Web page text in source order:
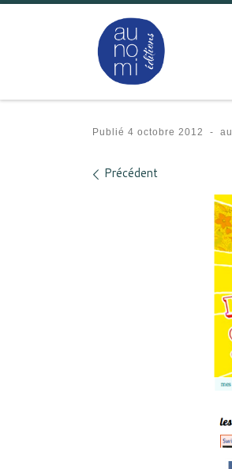
Passer au contenu
Publié 4 octobre 2012 -
Navigation des
Précédent